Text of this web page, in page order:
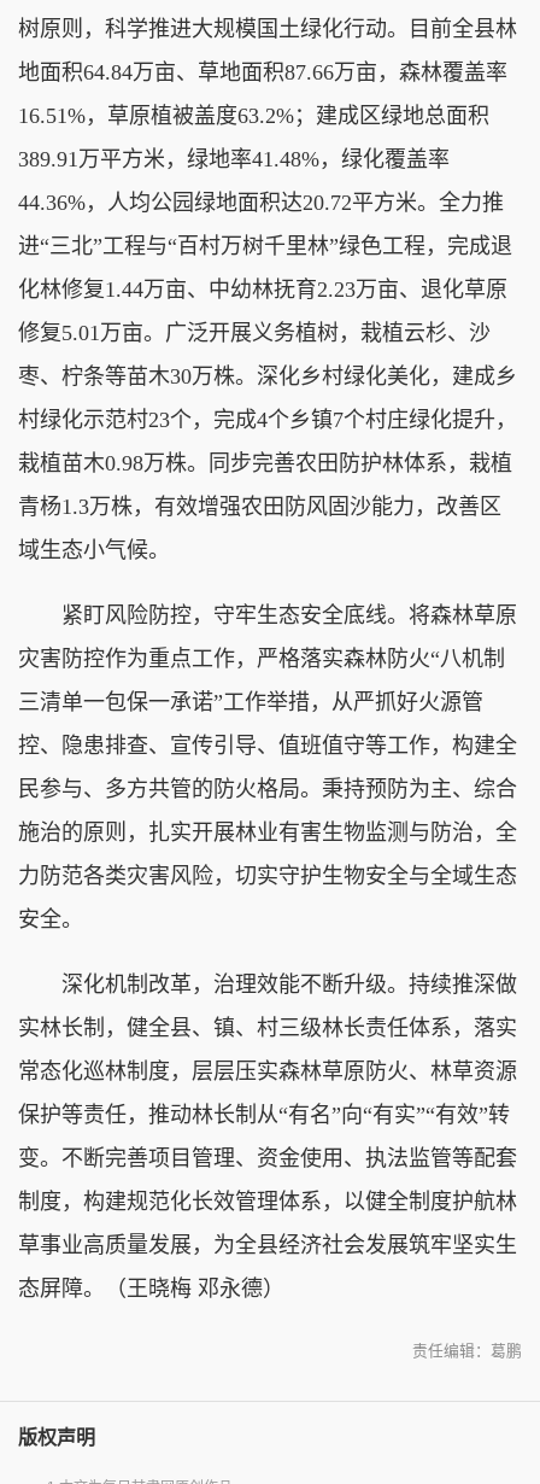
树原则，科学推进大规模国土绿化行动。目前全县林
地面积64.84万亩、草地面积87.66万亩，森林覆盖率
16.51%，草原植被盖度63.2%；建成区绿地总面积
389.91万平方米，绿地率41.48%，绿化覆盖率
44.36%，人均公园绿地面积达20.72平方米。全力推
进“三北”工程与“百村万树千里林”绿色工程，完成退
化林修复1.44万亩、中幼林抚育2.23万亩、退化草原
修复5.01万亩。广泛开展义务植树，栽植云杉、沙
枣、柠条等苗木30万株。深化乡村绿化美化，建成乡
村绿化示范村23个，完成4个乡镇7个村庄绿化提升，
栽植苗木0.98万株。同步完善农田防护林体系，栽植
青杨1.3万株，有效增强农田防风固沙能力，改善区
域生态小气候。
紧盯风险防控，守牢生态安全底线。将森林草原
灾害防控作为重点工作，严格落实森林防火“八机制
三清单一包保一承诺”工作举措，从严抓好火源管
控、隐患排查、宣传引导、值班值守等工作，构建全
民参与、多方共管的防火格局。秉持预防为主、综合
施治的原则，扎实开展林业有害生物监测与防治，全
力防范各类灾害风险，切实守护生物安全与全域生态
安全。
深化机制改革，治理效能不断升级。持续推深做
实林长制，健全县、镇、村三级林长责任体系，落实
常态化巡林制度，层层压实森林草原防火、林草资源
保护等责任，推动林长制从“有名”向“有实”“有效”转
变。不断完善项目管理、资金使用、执法监管等配套
制度，构建规范化长效管理体系，以健全制度护航林
草事业高质量发展，为全县经济社会发展筑牢坚实生
态屏障。（王晓梅 邓永德）
责任编辑：葛鹏
版权声明